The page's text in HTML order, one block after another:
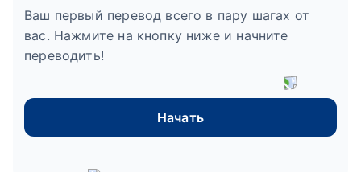
Ваш первый перевод всего в пару шагах от
вас. Нажмите на кнопку ниже и начните
переводить!
Начать